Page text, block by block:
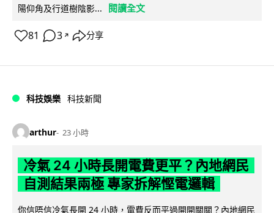
陽仰角及行道樹陰影...
閱讀全文
81 3 ↗ 分享
科技娛樂 科技新聞
arthur 23 小時
冷氣 24 小時長開電費更平？內地網民
自測結果兩極 專家拆解慳電邏輯
你信唔信冷氣長開 24 小時，電費反而平過開開關關？內地網民